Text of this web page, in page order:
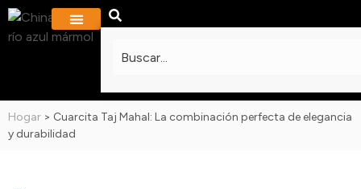
Hogar > Cuarcita Taj Mahal: La combinación perfecta de elegancia
y durabilidad